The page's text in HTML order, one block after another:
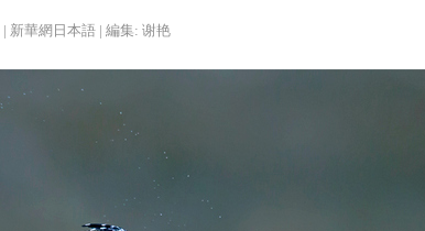
| 新華網日本語 | 編集: 谢艳